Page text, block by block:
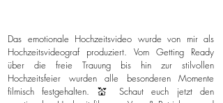
Das emotionale Hochzeitsvideo wurde von mir als
Hochzeitsvideograf produziert. Vom Getting Ready
über die freie Trauung bis hin zur stilvollen
Hochzeitsfeier wurden alle besonderen Momente
filmisch festgehalten. 💒 Schaut euch jetzt den